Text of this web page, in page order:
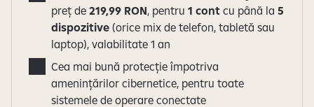
preț de 219,99 RON, pentru 1 cont cu până la 5
dispozitive (orice mix de telefon, tabletă sau
laptop), valabilitate 1 an
Cea mai bună protecție împotriva
amenințărilor cibernetice, pentru toate
sistemele de operare conectate